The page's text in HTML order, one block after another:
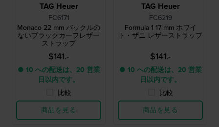
TAG Heuer
FC6171
Monaco 22 mm バックルの
ないブラックカーフレザー
ストラップ
$141.-
● 10 への配送は、20 営業
日以内です。
比較
商品を見る
TAG Heuer
FC6219
Formula 1 17 mm ホワイ
ト・ザニ レザーストラップ
$141.-
● 10 への配送は、20 営業
日以内です。
比較
商品を見る